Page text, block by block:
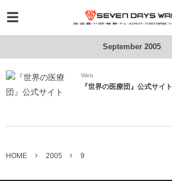
September 2005
Web
『世界の医療団』公式サイト
HOME 2005 9